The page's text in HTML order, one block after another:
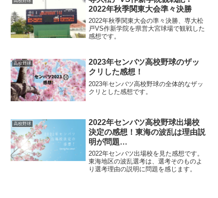
2022年秋季関東大会準々決勝
2022年秋季関東大会の準々決勝、専大松
戸VS作新学院を県営大宮球場で観戦した
感想です。
高校野球
2023年センバツ高校野球のザッ
クリした感想！
2023年センバツ高校野球の全体的なザッ
クリとした感想です。
高校野球
2022年センバツ高校野球出場校
決定の感想！東海の波乱は理由説
明が問題…
2022年センバツ出場校を見た感想です。
東海地区の波乱選考は、選考そのものよ
り選考理由の説明に問題を感じます。